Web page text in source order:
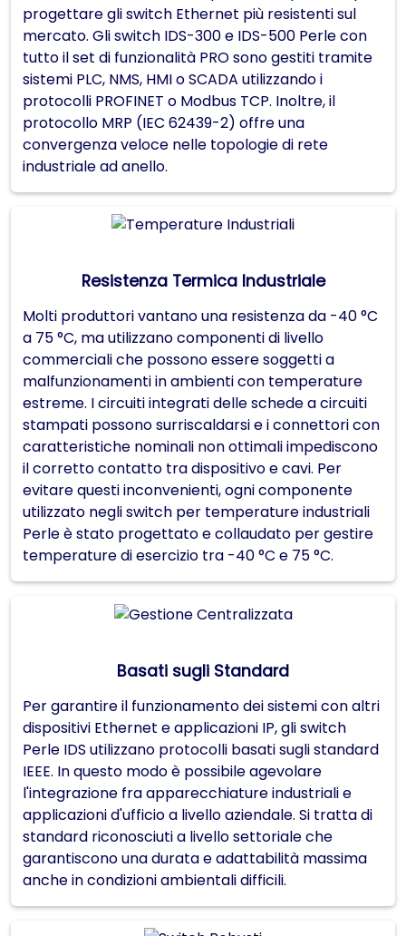
progettare gli switch Ethernet più resistenti sul
mercato. Gli switch IDS-300 e IDS-500 Perle con
tutto il set di funzionalità PRO sono gestiti tramite
sistemi PLC, NMS, HMI o SCADA utilizzando i
protocolli PROFINET o Modbus TCP. Inoltre, il
protocollo MRP (IEC 62439-2) offre una
convergenza veloce nelle topologie di rete
industriale ad anello.
Resistenza Termica Industriale
Molti produttori vantano una resistenza da -40 °C
a 75 °C, ma utilizzano componenti di livello
commerciali che possono essere soggetti a
malfunzionamenti in ambienti con temperature
estreme. I circuiti integrati delle schede a circuiti
stampati possono surriscaldarsi e i connettori con
caratteristiche nominali non ottimali impediscono
il corretto contatto tra dispositivo e cavi. Per
evitare questi inconvenienti, ogni componente
utilizzato negli switch per temperature industriali
Perle è stato progettato e collaudato per gestire
temperature di esercizio tra -40 °C e 75 °C.
Basati sugli Standard
Per garantire il funzionamento dei sistemi con altri
dispositivi Ethernet e applicazioni IP, gli switch
Perle IDS utilizzano protocolli basati sugli standard
IEEE. In questo modo è possibile agevolare
l'integrazione fra apparecchiature industriali e
applicazioni d'ufficio a livello aziendale. Si tratta di
standard riconosciuti a livello settoriale che
garantiscono una durata e adattabilità massima
anche in condizioni ambientali difficili.